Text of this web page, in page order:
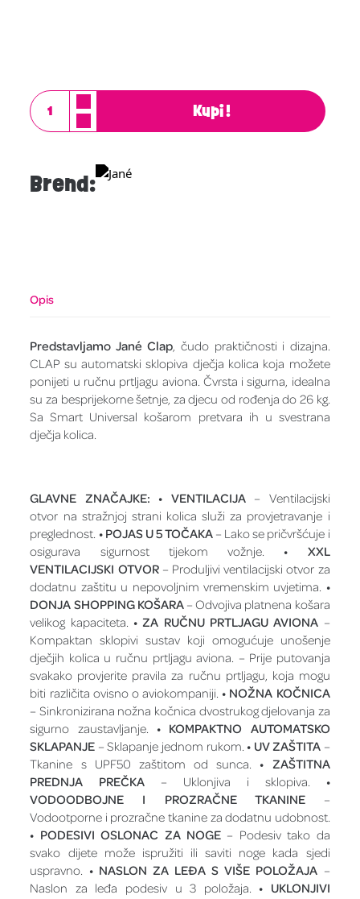
Kupi!
Brend:
Opis
Predstavljamo Jané Clap, čudo praktičnosti i dizajna.
CLAP su automatski sklopiva dječja kolica koja možete
ponijeti u ručnu prtljagu aviona. Čvrsta i sigurna, idealna
su za besprijekorne šetnje, za djecu od rođenja do 26 kg.
Sa Smart Universal košarom pretvara ih u svestrana
dječja kolica.
GLAVNE ZNAČAJKE: • VENTILACIJA– Ventilacijski
otvor na stražnjoj strani kolica služi za provjetravanje i
preglednost. • POJAS U 5 TOČAKA – Lako se pričvršćuje i
osigurava sigurnost tijekom vožnje. • XXL
VENTILACIJSKI OTVOR– Produljivi ventilacijski otvor za
dodatnu zaštitu u nepovoljnim vremenskim uvjetima. •
DONJA SHOPPING KOŠARA– Odvojiva platnena košara
velikog kapaciteta. • ZA RUČNU PRTLJAGU AVIONA –
Kompaktan sklopivi sustav koji omogućuje unošenje
dječjih kolica u ručnu prtljagu aviona. – Prije putovanja
svakako provjerite pravila za ručnu prtljagu, koja mogu
biti različita ovisno o aviokompaniji. • NOŽNA KOČNICA
– Sinkronizirana nožna kočnica dvostrukog djelovanja za
sigurno zaustavljanje. • KOMPAKTNO AUTOMATSKO
SKLAPANJE – Sklapanje jednom rukom. • UV ZAŠTITA –
Tkanine s UPF50 zaštitom od sunca. • ZAŠTITNA
PREDNJA PREČKA – Uklonjiva i sklopiva. •
VODOODBOJNE I PROZRAČNE TKANINE–
Vodootporne i prozračne tkanine za dodatnu udobnost.
• PODESIVI OSLONAC ZA NOGE – Podesiv tako da
svako dijete može ispružiti ili saviti noge kada sjedi
uspravno. • NASLON ZA LEĐA S VIŠE POLOŽAJA –
Naslon za leđa podesiv u 3 položaja. • UKLONJIVI